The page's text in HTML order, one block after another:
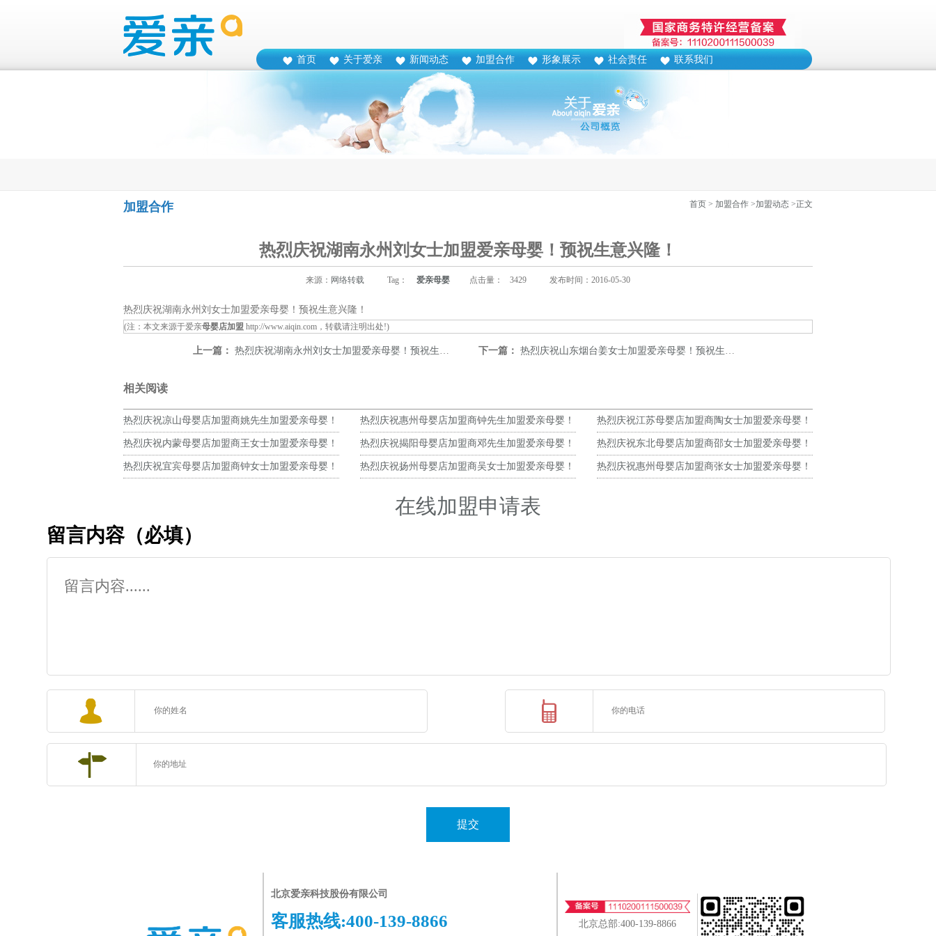
首页 关于爱亲 新闻动态 加盟合作 形象展示 社会责任 联系我们
加盟合作 首页 > 加盟合作 >加盟动态 >正文
热烈庆祝湖南永州刘女士加盟爱亲母婴！预祝生意兴隆！
来源： 网络转载 Tag： 爱亲母婴 点击量： 3429 发布时间：2016-05-30
热烈庆祝湖南永州刘女士加盟爱亲母婴！预祝生意兴隆！
(注：本文来源于爱亲母婴店加盟 http://www.aiqin.com ，转载请注明出处!)
上一篇： 热烈庆祝湖南永州刘女士加盟爱亲母婴！预祝生意兴隆！ 下一篇： 热烈庆祝山东烟台姜女士加盟爱亲母婴！预祝生意兴隆！
相关阅读
热烈庆祝凉山母婴店加盟商姚先生加盟爱亲母婴！
预祝生意兴隆！
热烈庆祝惠州母婴店加盟商钟先生加盟爱亲母婴！
预祝生意兴隆！
热烈庆祝江苏母婴店加盟商陶女士加盟爱亲母婴！
预祝生意兴隆！
热烈庆祝内蒙母婴店加盟商王女士加盟爱亲母婴！
预祝生意兴隆！
热烈庆祝揭阳母婴店加盟商邓先生加盟爱亲母婴！
预祝生意兴隆！
热烈庆祝东北母婴店加盟商邵女士加盟爱亲母婴！
预祝生意兴隆！
热烈庆祝宜宾母婴店加盟商钟女士加盟爱亲母婴！ 热烈庆祝扬州母婴店加盟商吴女士加盟爱亲母婴！ 热烈庆祝惠州母婴店加盟商张女士加盟爱亲母婴！
在线加盟申请表
留言内容（必填）
提交
北京爱亲科技股份有限公司
客服热线:400-139-8866 北京总部:400-139-8866